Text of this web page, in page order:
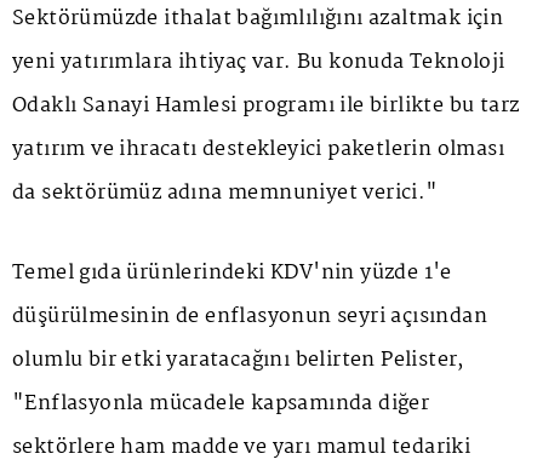
Sektörümüzde ithalat bağımlılığını azaltmak için
yeni yatırımlara ihtiyaç var. Bu konuda Teknoloji
Odaklı Sanayi Hamlesi programı ile birlikte bu tarz
yatırım ve ihracatı destekleyici paketlerin olması
da sektörümüz adına memnuniyet verici."
Temel gıda ürünlerindeki KDV'nin yüzde 1'e
düşürülmesinin de enflasyonun seyri açısından
olumlu bir etki yaratacağını belirten Pelister,
"Enflasyonla mücadele kapsamında diğer
sektörlere ham madde ve yarı mamul tedariki